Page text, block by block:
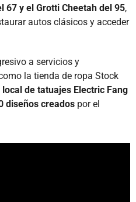
67 y el Grotti Cheetah del 95,
autos clásicos y acceder
a servicios y
la tienda de ropa Stock
local de tatuajes Electric Fang
diseños creados por el